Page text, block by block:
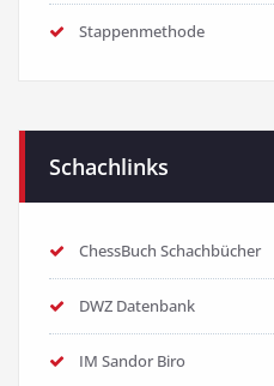
Stappenmethode
Schachlinks
ChessBuch Schachbücher
DWZ Datenbank
IM Sandor Biro